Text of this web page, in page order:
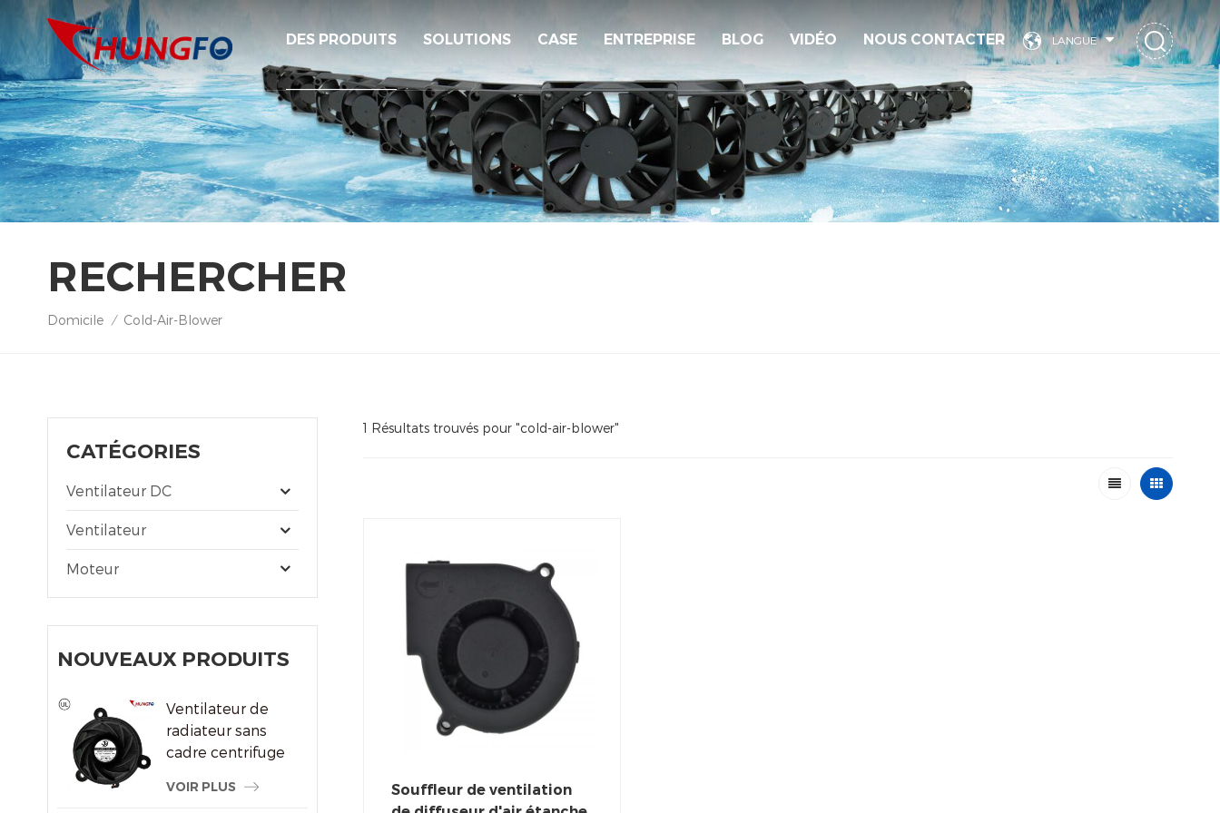
LANGUE
DES PRODUITS SOLUTIONS CASE ENTREPRISE BLOG VIDÉO NOUS CONTACTER
RECHERCHER
Domicile / Cold-Air-Blower
CATÉGORIES
Ventilateur DC
Ventilateur
Moteur
NOUVEAUX PRODUITS
Ventilateur de
radiateur sans
cadre centrifuge
refroidissement
VOIR PLUS
1 Résultats trouvés pour "cold-air-blower"
Souffleur de ventilation